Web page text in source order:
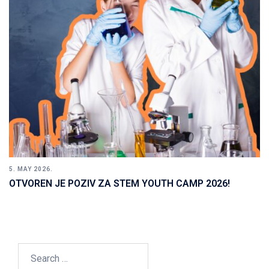
5. MAY 2026.
OTVOREN JE POZIV ZA STEM YOUTH CAMP 2026!